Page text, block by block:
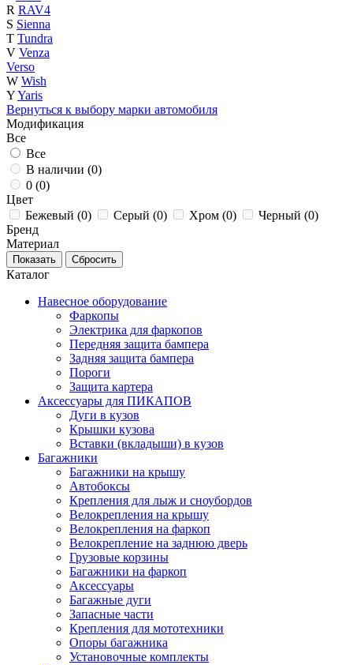
R RAV4
S Sienna
T Tundra
V Venza
Verso
W Wish
YYaris
Вернуться к выбору марки автомобиля
Модификация
Все
Все
В наличии (0)
0 (0)
Цвет
Бежевый (0) Серый (0) Хром (0) Черный (0)
Бренд
Материал
Каталог
Навесное оборудование
Фаркопы
Электрика для фаркопов
Передняя защита бампера
Задняя защита бампера
Пороги
Защита картера
Аксессуары для ПИКАПОВ
Дуги в кузов
Крышки кузова
Вставки (вкладыши) в кузов
Багажники
Багажники на крышу
Автобоксы
Крепления для лыж и сноубордов
Велокрепления на крышу
Велокрепления на фаркоп
Велокрепление на заднюю дверь
Грузовые корзины
Багажники на фаркоп
Аксессуары
Багажные дуги
Запасные части
Крепления для мототехники
Опоры багажника
Установочные комплекты